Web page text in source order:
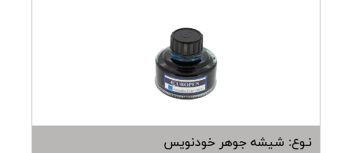
نـوع: شیشه جوهر خودنویس